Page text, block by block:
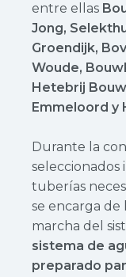
entre ellas
Jong,
Groendijk,
Woude,
Hetebrij
Emmeloord y
Durante la
tuberías
se encarga de
marcha del
sistema de
preparado